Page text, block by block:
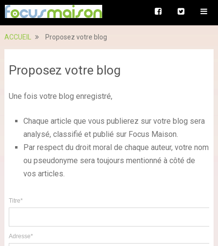
ACCUEIL Proposez votre blog
Proposez votre blog
Une fois votre blog enregistré,
Chaque article que vous publierez sur votre blog sera
analysé, classifié et publié sur Focus Maison.
Par respect du droit moral de chaque auteur, votre nom
ou pseudonyme sera toujours mentionné à côté de
vos articles.
Titre*
Adresse*